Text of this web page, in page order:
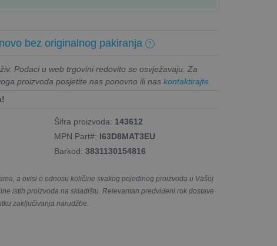
bez originalnog pakiranja
Podaci u web trgovini redovito se osvježavaju. Za
proizvoda posjetite nas ponovno ili nas kontaktirajte
Šifra proizvoda: 143612
MPN Part#: I63D8MAT3EU
Barkod: 3831130154816
a ovisi o odnosu količine svakog pojedinog proizvoda u Vašoj
istih proizvoda na skladištu. Relevantan predviđeni rok dostave
zaključivanja narudžbe.